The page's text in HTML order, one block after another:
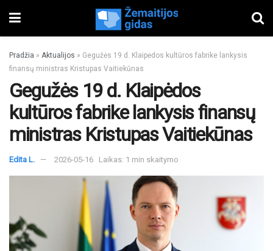
Pradžia » Aktualijos » Gegužės 19 d. Klaipėdos kultūros fabrike lankysis
finansų ministras Kristupas Vaitiekūnas
Gegužės 19 d. Klaipėdos
kultūros fabrike lankysis finansų
ministras Kristupas Vaitiekūnas
Edita L. 2026-05-16 Laikas: 1 min skaitymo